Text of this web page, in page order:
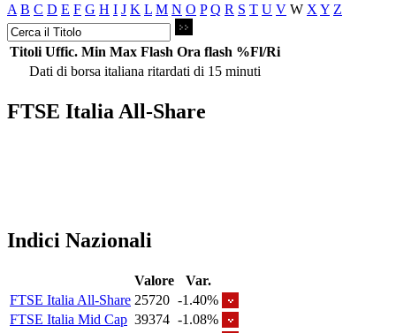
A B C D E F G H I J K L M N O P Q R S T U V W X Y Z
Titoli Uffic. Min Max Flash Ora flash %Fl/Ri
Dati di borsa italiana ritardati di 15 minuti
FTSE Italia All-Share
Indici Nazionali
Valore
Var.
FTSE Italia All-Share 25720 -1.40%
FTSE Italia Mid Cap 39374 -1.08%